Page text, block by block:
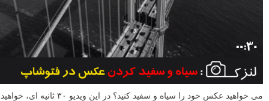
می خواهید عکس خود را سیاه و سفید کنید؟ در این ویدیو ۳۰ ثانیه ای، خواهید